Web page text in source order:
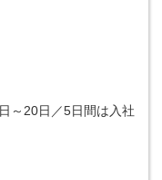
～20日／5日間は入社